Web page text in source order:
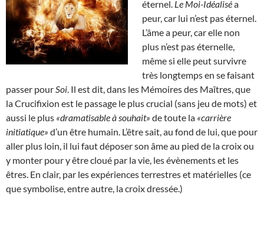
éternel. Le Moi-Idéaliséa
peur, car lui n’est pas éternel.
L’âme a peur, car elle non
plus n’est pas éternelle,
même si elle peut survivre
très longtemps en se faisant
passer pour Soi . Il est dit, dans les Mémoires des Maîtres, que
la Crucifixion est le passage le plus crucial (sans jeu de mots) et
aussi le plus «dramatisable à souhait» de toute la «carrière
initiatique» d’un être humain. L’être sait, au fond de lui, que pour
aller plus loin, il lui faut déposer son âme au pied de la croix ou
y monter pour y être cloué par la vie, les évènements et les
êtres. En clair, par les expériences terrestres et matérielles (ce
que symbolise, entre autre, la croix dressée.)